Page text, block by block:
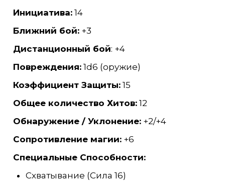
Инициатива:14
Ближний бой:+3
Дистанционный бой: +4
Повреждения:1d6 (оружие)
Коэффициент Защиты:15
Общее количество Хитов:12
Обнаружение / Уклонение:+2/+4
Сопротивление магии:+6
Специальные Способности:
Схватывание (Сила 16)